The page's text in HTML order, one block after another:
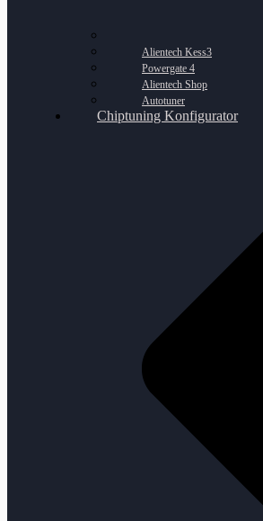
Alientech Kess3
Powergate 4
Alientech Shop
Autotuner
Chiptuning Konfigurator